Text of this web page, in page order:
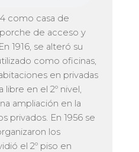
como casa de
de acceso y
1916, se alteró su
como oficinas,
en privadas
libre en el 2º nivel,
ampliación en la
privados. En 1956 se
los
el 2º piso en